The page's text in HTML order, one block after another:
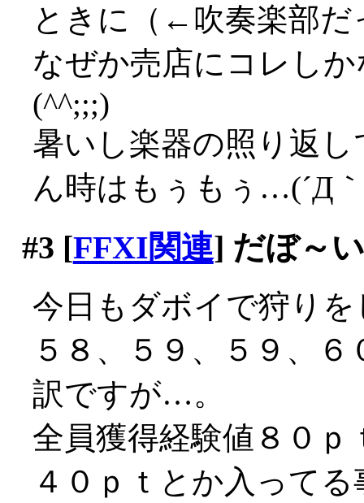
ときに（←吹奏楽部だ
なぜか売店にコレし
(^^;;;)
暑いし楽器の照り返
ん時はもぅもぅ…(´Д
#3 [FFXI関連] だぼ～
今日もダボイで狩り
５８、５９、５９、
訳ですが…。
全員獲得経験値８０
４０ｐｔとか入って